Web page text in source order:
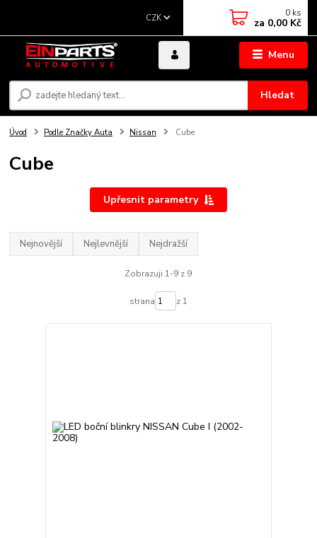
Menu
CZK
Hledat
0 ks
za 0,00 Kč
Úvod Podle Značky Auta Nissan Cube
Cube
Upřesnit parametry
Nejnovější Nejlevnější Nejdražší
Zobrazuji 1-9 z 9
strana z 1